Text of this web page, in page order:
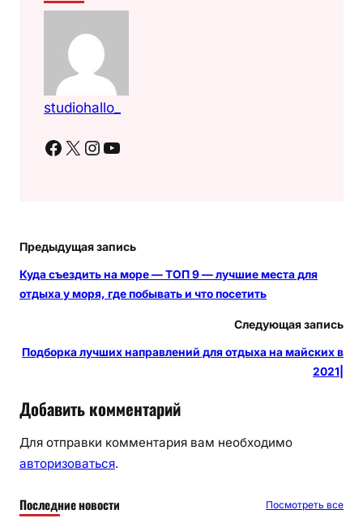
studiohallo_
Facebook X Instagram YouTube
Предыдущая запись
Куда съездить на море — ТОП 9 — лучшие места для
отдыха у моря, где побывать и что посетить
Следующая запись
Подборка лучших направлений для отдыха на майских в
2021|
Добавить комментарий
Для отправки комментария вам необходимо
авторизоваться.
Последние новости Посмотреть все